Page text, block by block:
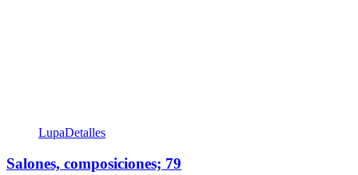
LupaDetalles
Salones, composiciones; 79